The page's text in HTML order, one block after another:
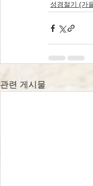
성경절기 (가
관련 게시물